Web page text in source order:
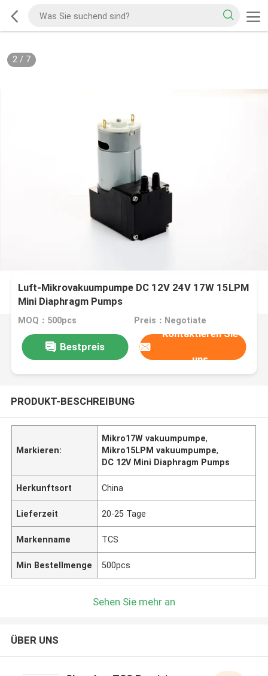
2/ 7
Luft-Mikrovakuumpumpe DC 12V 24V 17W 15LPM
Mini Diaphragm Pumps
MOQ：500pcs Preis：Negotiate
Bestpreis
Kontaktieren Sie
uns
PRODUKT-BESCHREIBUNG
Markieren:
Mikro17W vakuumpumpe,
Mikro15LPM vakuumpumpe,
DC 12V Mini Diaphragm Pumps
Herkunftsort China
Lieferzeit 20-25 Tage
Markenname TCS
Min Bestellmenge 500pcs
Sehen Sie mehr an
ÜBER UNS